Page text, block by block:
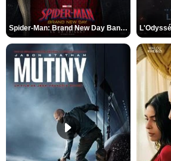
Spider-Man: Brand New Day Bande-annonce VO STFR